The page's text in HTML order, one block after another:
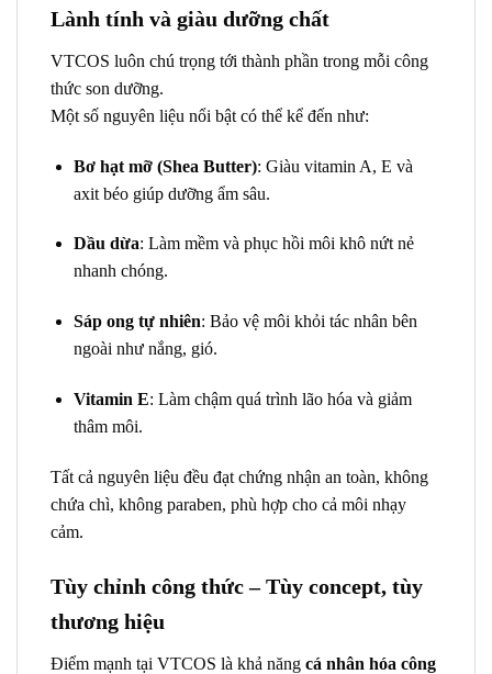
Lành tính và giàu dưỡng chất
VTCOS luôn chú trọng tới thành phần trong mỗi công
thức son dưỡng.
Một số nguyên liệu nổi bật có thể kể đến như:
Bơ hạt mỡ (Shea Butter): Giàu vitamin A, E và
axit béo giúp dưỡng ẩm sâu.
Dầu dừa: Làm mềm và phục hồi môi khô nứt nẻ
nhanh chóng.
Sáp ong tự nhiên: Bảo vệ môi khỏi tác nhân bên
ngoài như nắng, gió.
Vitamin E: Làm chậm quá trình lão hóa và giảm
thâm môi.
Tất cả nguyên liệu đều đạt chứng nhận an toàn, không
chứa chì, không paraben, phù hợp cho cả môi nhạy
cảm.
Tùy chỉnh công thức – Tùy concept, tùy
thương hiệu
Điểm mạnh tại VTCOS là khả năng cá nhân hóa công